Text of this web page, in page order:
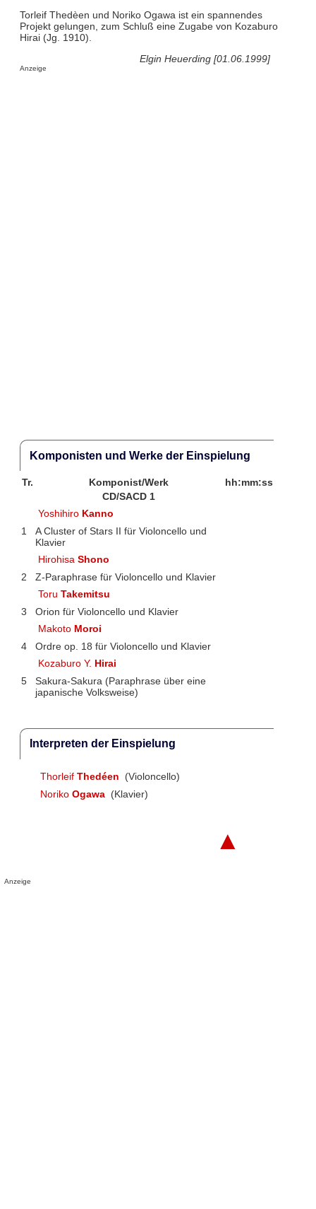
Torleif Thedèen und Noriko Ogawa ist ein spannendes
Projekt gelungen, zum Schluß eine Zugabe von Kozaburo
Hirai (Jg. 1910).
Elgin Heuerding [01.06.1999]
Anzeige
Komponisten und Werke der Einspielung
Tr. Komponist/Werk
hh:mm:ss
CD/SACD 1
Yoshihiro Kanno
1
A Cluster of Stars II für Violoncello und
Klavier
HirohisaShono
2
Z-Paraphrase für Violoncello und Klavier
ToruTakemitsu
3
Orion für Violoncello und Klavier
Makoto Moroi
4
Ordre op. 18 für Violoncello und Klavier
Kozaburo Y. Hirai
5
Sakura-Sakura (Paraphrase über eine
japanische Volksweise)
Interpreten der Einspielung
Thorleif Thedéen
(Violoncello)
Noriko Ogawa (Klavier)
▲
Anzeige